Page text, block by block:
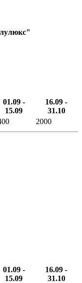
01.09 -
15.09
16.09 -
31.10
2000
01.09 -
15.09
16.09 -
31.10